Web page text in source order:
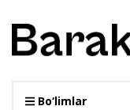
Bo‘limlar